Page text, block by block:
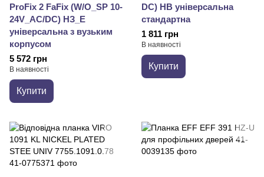
ProFix 2 FaFix (W/O_SP 10-
24V_AC/DC) НЗ_Е
універсальна з вузьким
корпусом
5 572 грн
В наявності
Купити
DC) НВ універсальна
стандартна
1 811 грн
В наявності
Купити